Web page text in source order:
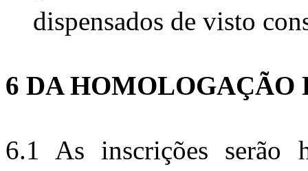
dispensados de visto
6 DA HOMOLOGAÇÃO
6.1 As inscrições serão